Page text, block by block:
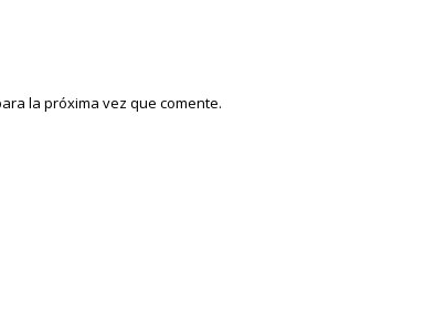
la próxima vez que comente.